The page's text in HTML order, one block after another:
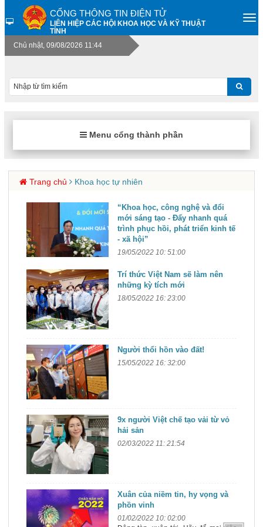
CỔNG THÔNG TIN ĐIỆN TỬ
LIÊN HIỆP CÁC HỘI KHOA HỌC VÀ KỸ THUẬT
TỈNH
Chủ nhật, 09/08/2026 11:44
Menu cổng thành phần
Trang chủ Khoa học tự nhiên
“Khoa học, công nghệ và đổi
mới sáng tạo - Đẩy nhanh quá
trình phục hồi, phát triển kinh tế
- xã hội”
19/05/2022 10: 51:00
Trí thức Việt Nam sẽ làm nên
những kỳ tích mới
18/05/2022 16: 23:00
Người thổi hồn vào đất!
15/05/2022 16: 32:00
9x người Việt chế tạo vải từ vỏ
hải sản
02/03/2022 11: 21:54
Xuân của niềm tin, hy vọng và
phồn vinh
01/02/2022 10: 02:00